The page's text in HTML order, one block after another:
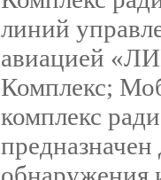
линий
авиацией
Комплекс;
комплекс
предназначен